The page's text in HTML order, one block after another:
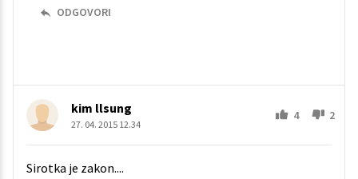
ODGOVORI
kim llsung
27. 04. 2015 12.34
4 2
Sirotka je zakon....